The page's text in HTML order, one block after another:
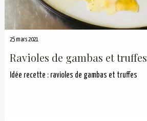
25 mars 2021
Ravioles de gambas et truffes
Idée recette : ravioles de gambas et truffes